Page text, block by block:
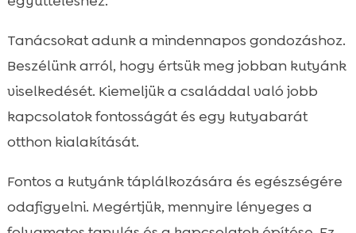
Tanácsokat adunk a mindennapos gondozáshoz.
Beszélünk arról, hogy értsük meg jobban kutyánk
viselkedését. Kiemeljük a családdal való jobb
kapcsolatok fontosságát és egy kutyabarát
otthon kialakítását.
Fontos a kutyánk táplálkozására és egészségére
odafigyelni. Megértjük, mennyire lényeges a